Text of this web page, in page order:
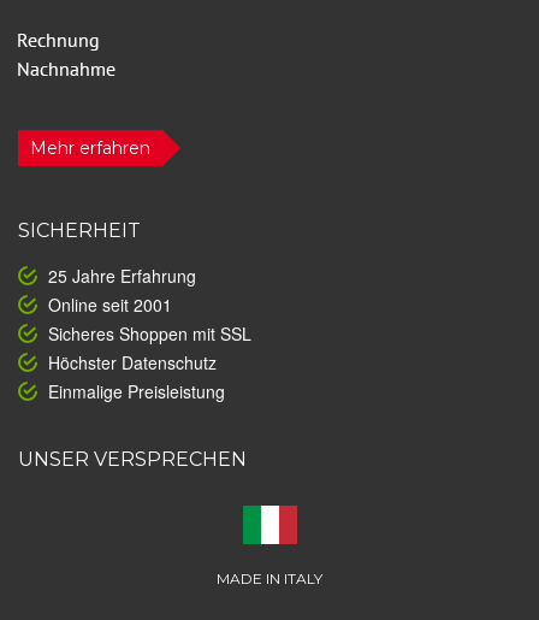
Mehr erfahren
SICHERHEIT
25 Jahre Erfahrung
Online seit 2001
Sicheres Shoppen mit SSL
Höchster Datenschutz
Einmalige Preisleistung
UNSER VERSPRECHEN
MADE IN ITALY